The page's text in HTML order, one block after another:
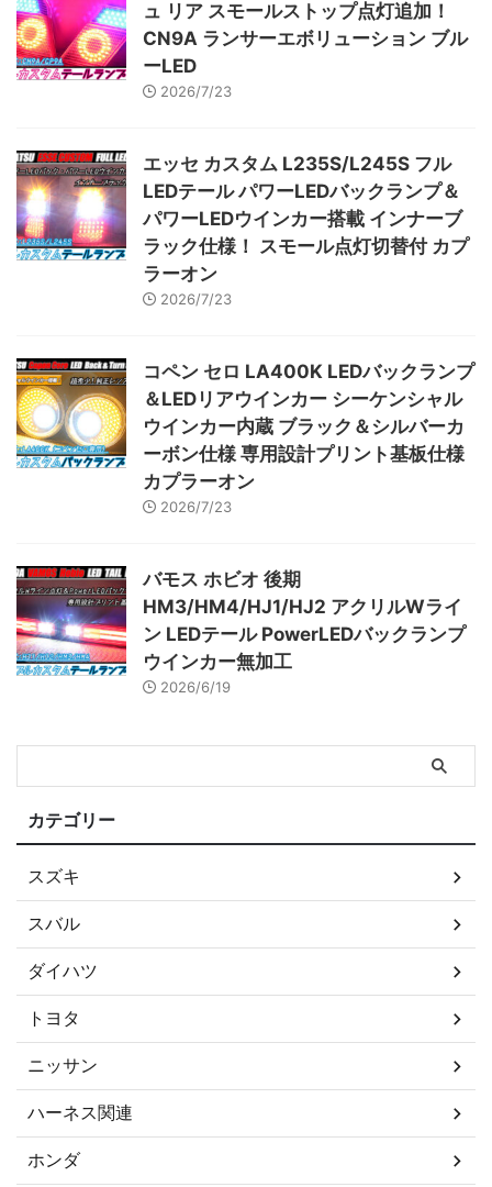
ュ リア スモールストップ点灯追加！
CN9A ランサーエボリューション ブル
ーLED
2026/7/23
エッセ カスタム L235S/L245S フル
LEDテール パワーLEDバックランプ＆
パワーLEDウインカー搭載 インナーブ
ラック仕様！ スモール点灯切替付 カプ
ラーオン
2026/7/23
コペン セロ LA400K LEDバックランプ
＆LEDリアウインカー シーケンシャル
ウインカー内蔵 ブラック＆シルバーカ
ーボン仕様 専用設計プリント基板仕様
カプラーオン
2026/7/23
バモス ホビオ 後期
HM3/HM4/HJ1/HJ2 アクリルWライ
ン LEDテール PowerLEDバックランプ
ウインカー無加工
2026/6/19
カテゴリー
スズキ
スバル
ダイハツ
トヨタ
ニッサン
ハーネス関連
ホンダ